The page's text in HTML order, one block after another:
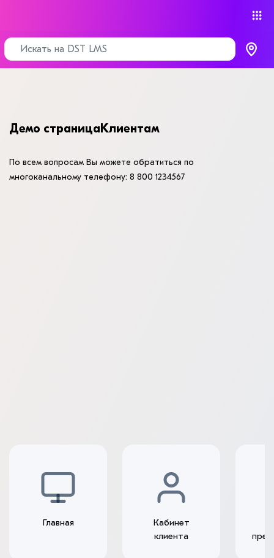
Демо страница Клиентам
По всем вопросам Вы можете обратиться по
многоканальному телефону: 8 800 1234567
Главная
Кабинет
клиента